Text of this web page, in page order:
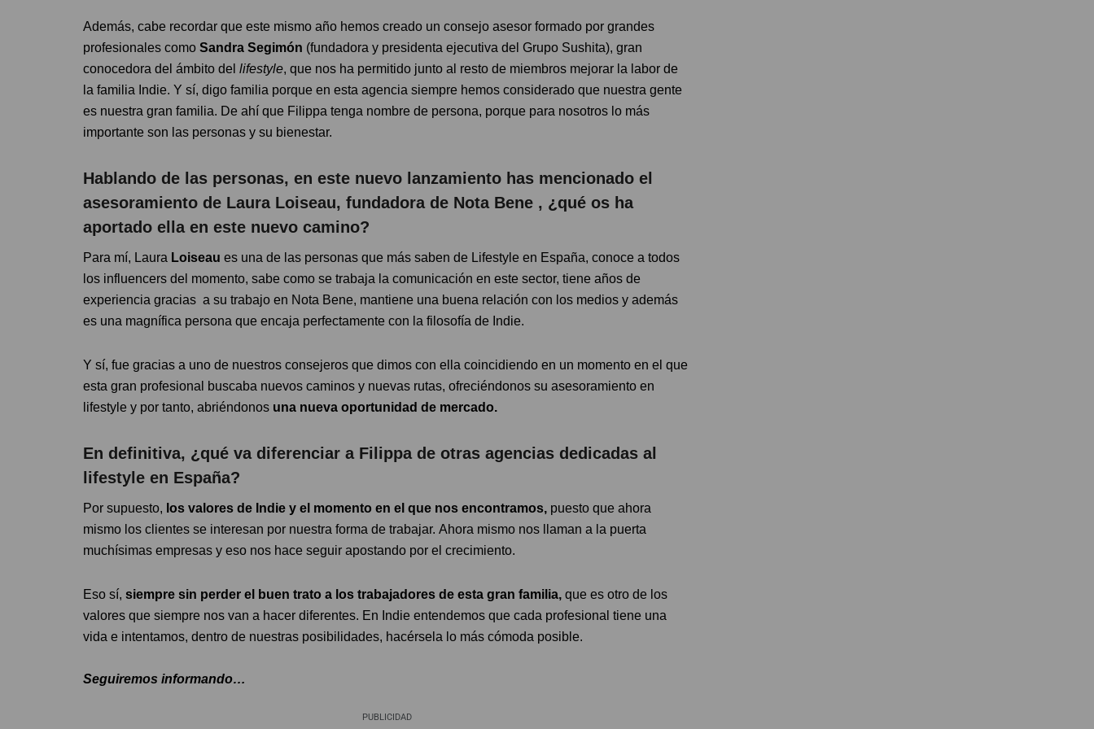
Además, cabe recordar que este mismo año hemos creado un consejo asesor formado por grandes
profesionales como Sandra Segimón (fundadora y presidenta ejecutiva del Grupo Sushita), gran
conocedora del ámbito del lifestyle, que nos ha permitido junto al resto de miembros mejorar la labor de
la familia Indie. Y sí, digo familia porque en esta agencia siempre hemos considerado que nuestra gente
es nuestra gran familia. De ahí que Filippa tenga nombre de persona, porque para nosotros lo más
importante son las personas y su bienestar.
Hablando de las personas, en este nuevo lanzamiento has mencionado el
asesoramiento de Laura Loiseau, fundadora de Nota Bene , ¿qué os ha
aportado ella en este nuevo camino?
Para mí, Laura Loiseau es una de las personas que más saben de Lifestyle en España, conoce a todos
los influencers del momento, sabe como se trabaja la comunicación en este sector, tiene años de
experiencia gracias a su trabajo en Nota Bene, mantiene una buena relación con los medios y además
es una magnífica persona que encaja perfectamente con la filosofía de Indie.
Y sí, fue gracias a uno de nuestros consejeros que dimos con ella coincidiendo en un momento en el que
esta gran profesional buscaba nuevos caminos y nuevas rutas, ofreciéndonos su asesoramiento en
lifestyle y por tanto, abriéndonos una nueva oportunidad de mercado.
En definitiva, ¿qué va diferenciar a Filippa de otras agencias dedicadas al
lifestyle en España?
Por supuesto, los valores de Indie y el momento en el que nos encontramos, puesto que ahora
mismo los clientes se interesan por nuestra forma de trabajar. Ahora mismo nos llaman a la puerta
muchísimas empresas y eso nos hace seguir apostando por el crecimiento.
Eso sí, siempre sin perder el buen trato a los trabajadores de esta gran familia, que es otro de los
valores que siempre nos van a hacer diferentes. En Indie entendemos que cada profesional tiene una
vida e intentamos, dentro de nuestras posibilidades, hacérsela lo más cómoda posible.
Seguiremos informando…
PUBLICIDAD